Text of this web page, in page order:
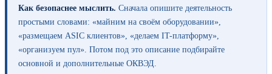
Как безопаснее мыслить. Сначала опишите деятельность
простыми словами: «майним на своём оборудовании»,
«размещаем ASIC клиентов», «делаем IT-платформу»,
«организуем пул». Потом под это описание подбирайте
основной и дополнительные ОКВЭД.